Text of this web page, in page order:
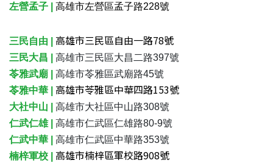
左營孟子 | 高雄市左營區孟子路228號
三民自由 | 高雄市三民區自由一路78號
三民大昌 | 高雄市三民區大昌二路397號
苓雅武廟 | 高雄市苓雅區武廟路45號
苓雅中華 | 高雄市苓雅區中華四路153號
大社中山 | 高雄市大社區中山路308號
仁武仁雄 | 高雄市仁武區仁雄路80-9號
仁武中華 | 高雄市仁武區中華路353號
楠梓軍校 | 高雄市楠梓區軍校路908號